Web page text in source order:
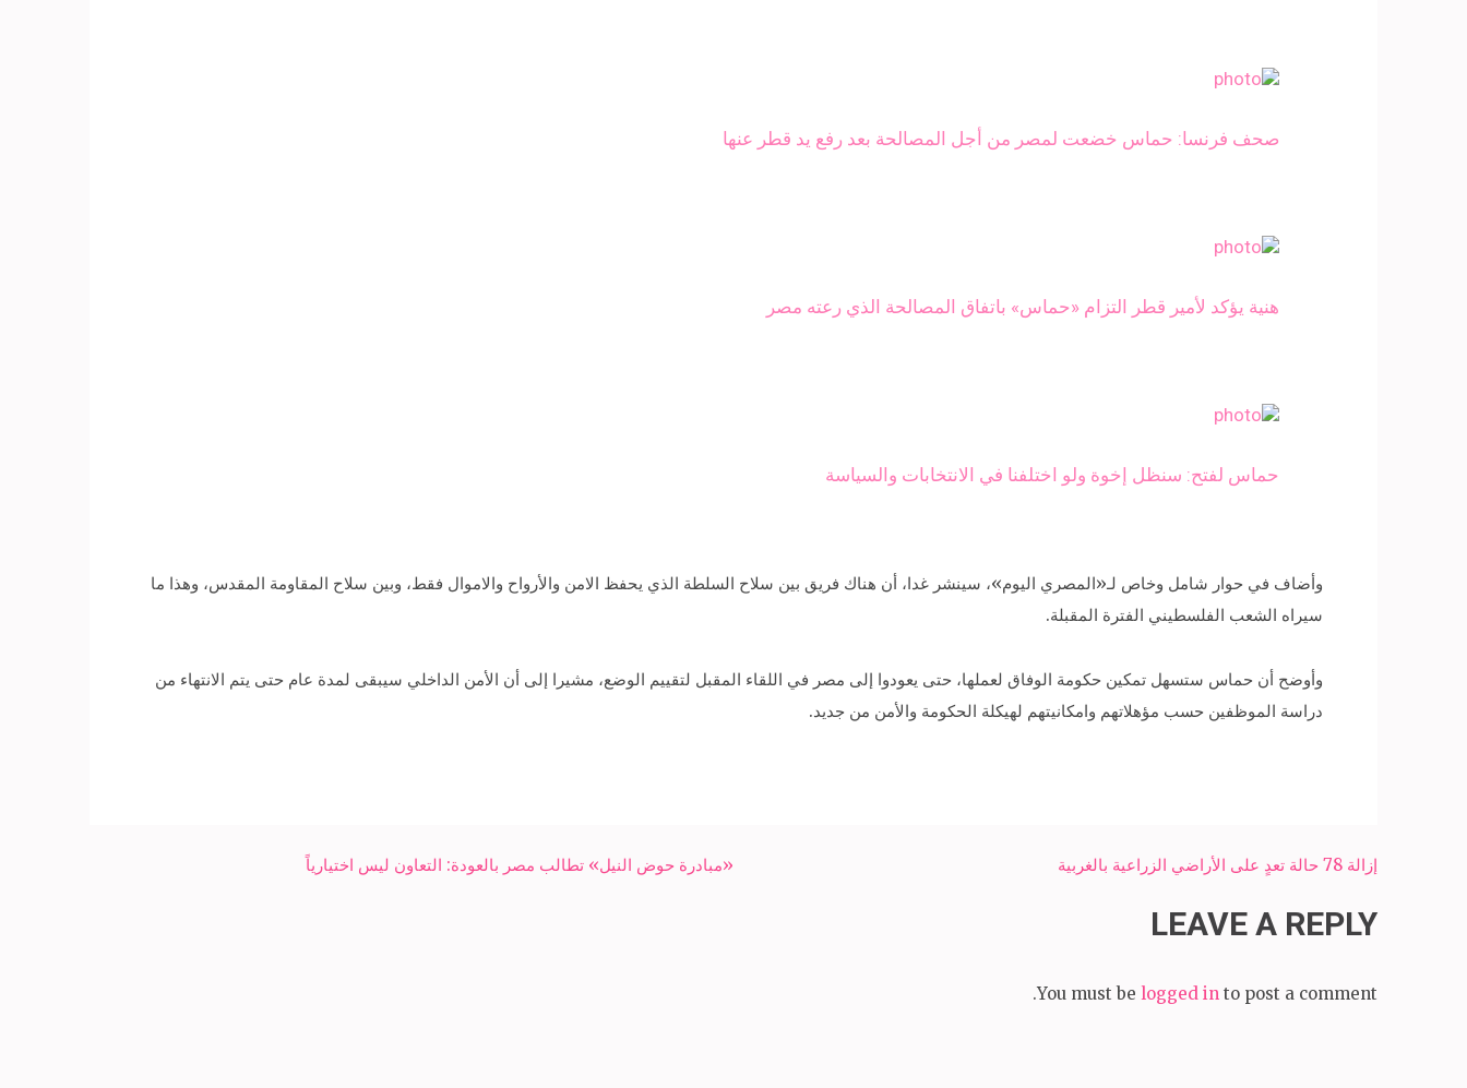
صحف فرنسا: حماس خضعت لمصر من أجل المصالحة بعد رفع يد قطر عنها
هنية يؤكد لأمير قطر التزام «حماس» باتفاق المصالحة الذي رعته مصر
حماس لفتح: سنظل إخوة ولو اختلفنا في الانتخابات والسياسة
وأضاف في حوار شامل وخاص لـ«المصري اليوم»، سينشر غدا، أن هناك فريق بين سلاح السلطة الذي يحفظ الامن والأرواح والاموال فقط، وبين سلاح المقاومة المقدس، وهذا ما
سيراه الشعب الفلسطيني الفترة المقبلة.
وأوضح أن حماس ستسهل تمكين حكومة الوفاق لعملها، حتى يعودوا إلى مصر في اللقاء المقبل لتقييم الوضع، مشيرا إلى أن الأمن الداخلي سيبقى لمدة عام حتى يتم الانتهاء من
دراسة الموظفين حسب مؤهلاتهم وامكانيتهم لهيكلة الحكومة والأمن من جديد.
Post
«مبادرة حوض النيل» تطالب مصر بالعودة: التعاون ليس اختيارياً إزالة 78 حالة تعدٍ على الأراضي الزراعية بالغربية
LEAVE A REPLY
You must be logged in to post a comment.